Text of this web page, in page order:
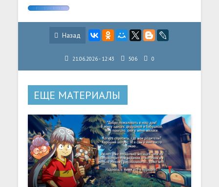
Назад
21.06.2026 - 12:43 506 0
ЕЩЕ МАТЕРИАЛЫ